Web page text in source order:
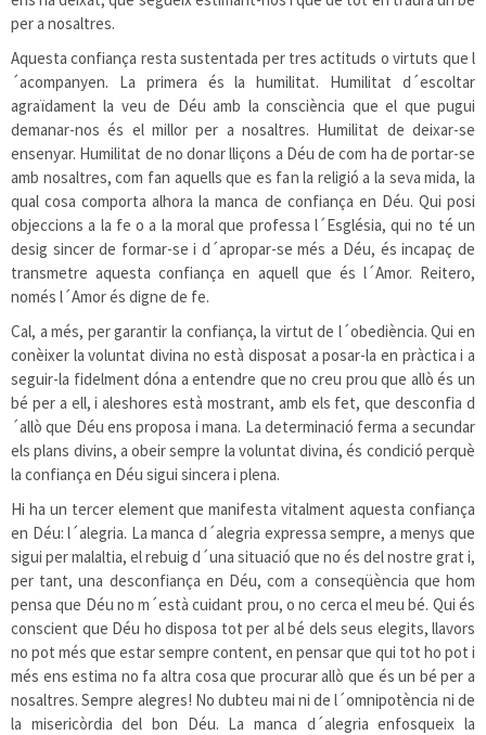
per a nosaltres.
Aquesta confiança resta sustentada per tres actituds o virtuts que l
´acompanyen. La primera és la humilitat. Humilitat d´escoltar
agraïdament la veu de Déu amb la consciència que el que pugui
demanar-nos és el millor per a nosaltres. Humilitat de deixar-se
ensenyar. Humilitat de no donar lliçons a Déu de com ha de portar-se
amb nosaltres, com fan aquells que es fan la religió a la seva mida, la
qual cosa comporta alhora la manca de confiança en Déu. Qui posi
objeccions a la fe o a la moral que professa l´Església, qui no té un
desig sincer de formar-se i d´apropar-se més a Déu, és incapaç de
transmetre aquesta confiança en aquell que és l´Amor. Reitero,
només l´Amor és digne de fe.
Cal, a més, per garantir la confiança, la virtut de l´obediència. Qui en
conèixer la voluntat divina no està disposat a posar-la en pràctica i a
seguir-la fidelment dóna a entendre que no creu prou que allò és un
bé per a ell, i aleshores està mostrant, amb els fet, que desconfia d
´allò que Déu ens proposa i mana. La determinació ferma a secundar
els plans divins, a obeir sempre la voluntat divina, és condició perquè
la confiança en Déu sigui sincera i plena.
Hi ha un tercer element que manifesta vitalment aquesta confiança
en Déu: l´alegria. La manca d´alegria expressa sempre, a menys que
sigui per malaltia, el rebuig d´una situació que no és del nostre grat i,
per tant, una desconfiança en Déu, com a conseqüència que hom
pensa que Déu no m´està cuidant prou, o no cerca el meu bé. Qui és
conscient que Déu ho disposa tot per al bé dels seus elegits, llavors
no pot més que estar sempre content, en pensar que qui tot ho pot i
més ens estima no fa altra cosa que procurar allò que és un bé per a
nosaltres. Sempre alegres! No dubteu mai ni de l´omnipotència ni de
la misericòrdia del bon Déu. La manca d´alegria enfosqueix la